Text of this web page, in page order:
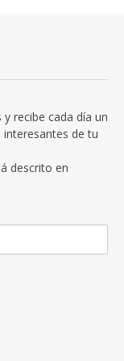
recibe cada día un
de tu
descrito en